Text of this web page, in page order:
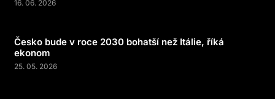
16. 06. 2026
Česko bude v roce 2030 bohatší než Itálie, říká
ekonom
25. 05. 2026